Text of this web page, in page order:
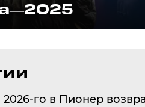
го в Пионер